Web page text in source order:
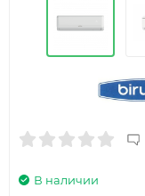
В наличии